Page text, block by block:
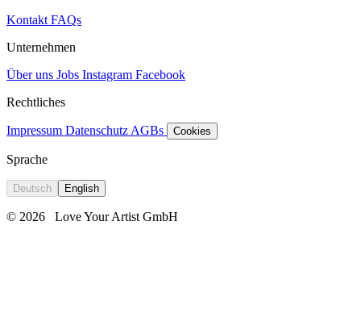
Kontakt FAQs
Unternehmen
Über uns Jobs Instagram Facebook
Rechtliches
Impressum Datenschutz AGBs Cookies
Sprache
Deutsch English
© 2026 Love Your Artist GmbH